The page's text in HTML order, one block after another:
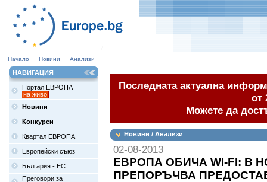
Начало Новини Анализи
НАВИГАЦИЯ
Портал ЕВРОПА
на живо
Новини
Конкурси
Квартал ЕВРОПА
Европейски съюз
България - ЕС
Преговори за
Последната актуална
от
Можете да
Новини / Анализи
02-08-2013
ЕВРОПА ОБИЧА WI-FI: В
ПРЕПОРЪЧВА